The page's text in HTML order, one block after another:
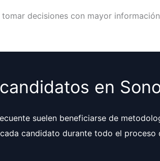
decisiones con mayor
en
suelen beneficiarse de
candidato durante todo el proceso